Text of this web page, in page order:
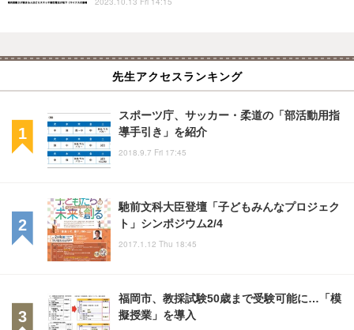
先生アクセスランキング
スポーツ庁、サッカー・柔道の「部活動用指
導手引き」を紹介
2018.9.7 Fri 17:45
馳前文科大臣登壇「子どもみんなプロジェク
ト」シンポジウム2/4
2017.1.12 Thu 18:45
福岡市、教採試験50歳まで受験可能に…「模
擬授業」を導入